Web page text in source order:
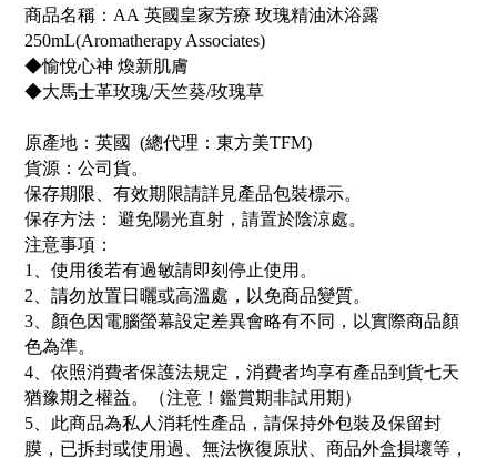
商品名稱： AA 英國皇家芳療 玫瑰精油沐浴露
250mL(Aromatherapy Associates)
◆愉悅心神 煥新肌膚
◆大馬士革玫瑰/天竺葵/玫瑰草
原產地： 英國 (總代理：東方美TFM)
貨源：公司貨。
保存期限 、有效期限請詳見產品包裝標示。
保存方法： 避免陽光直射，請置於陰涼處。
注意事項：
1
、使用後若有過敏請即刻停止使用。
2 、請勿放置日曬或高溫處，以免商品變質。
3 、顏色因電腦螢幕設定差異會略有不同，以實際商品顏
色為準。
4 、依照消費者保護法規定，消費者均享有產品到貨七天
猶豫期之權益。（注意！鑑賞期非試用期）
5 、此商品為私人消耗性產品，請保持外包裝及保留封
膜，已拆封或使用過、無法恢復原狀、商品外盒損壞等，